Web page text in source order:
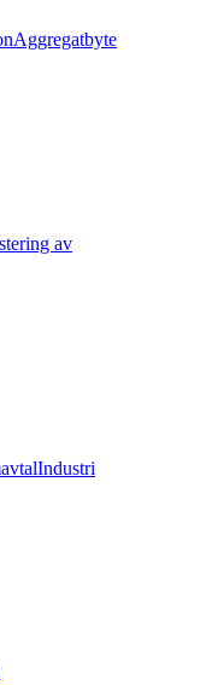
Aggregatbyte
av
Industri